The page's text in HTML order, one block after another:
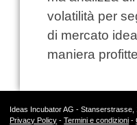
volatilità per
di mercato
maniera
Ideas Incubator AG -
Privacy Policy -Termini e condizioni -